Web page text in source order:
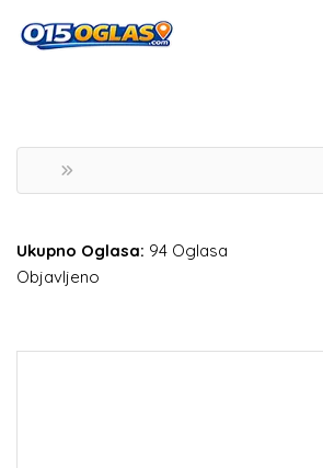
Ukupno Oglasa: 94 Oglasa
Objavljeno